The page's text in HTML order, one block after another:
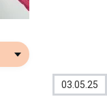
03.05.25